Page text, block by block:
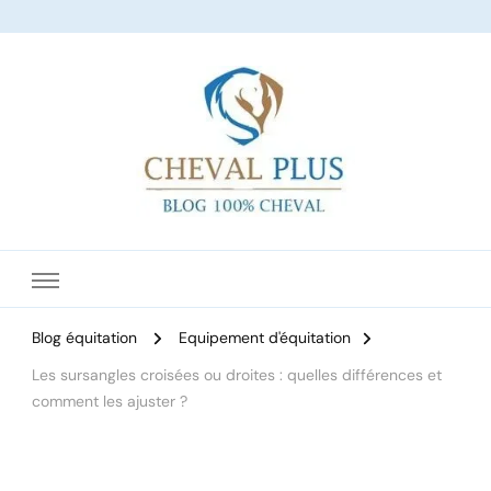
Blog équitation
Equipement d'équitation
Les sursangles croisées ou droites : quelles différences et
comment les ajuster ?